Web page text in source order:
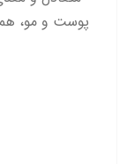
پوست و مو،